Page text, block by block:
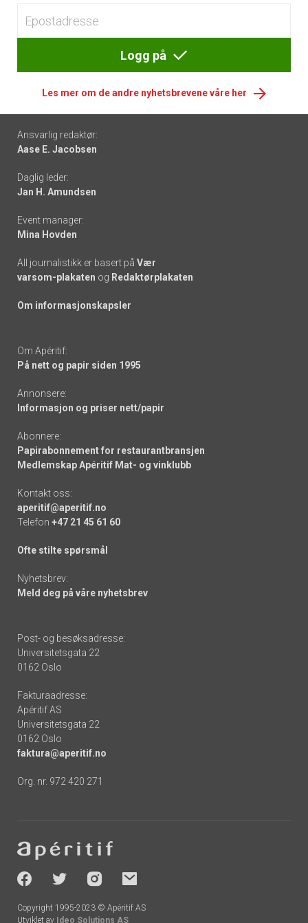
Logg på
Les mer om de andre nyhetsbrevene våre her
Footer
-
links
Ansvarlig redaktør:
Aase E. Jacobsen
Daglig leder:
Jan H. Amundsen
Event manager:
Mina Hovden
All journalistikk er basert på Vær
varsom-plakaten og Redaktørplakaten
Om informasjonskapsler
Om Apéritif:
På nett og papir siden 1995
Annonsere:
Informasjon og priser nett/papir
Abonnere:
Papirabonnement for restaurantbransjen
Medlemskap Apéritif Mat- og vinklubb
Kontakt oss:
aperitif@aperitif.no
Telefon +47 21 45 61 60
Ofte stilte spørsmål
Nyhetsbrev:
Meld deg på våre nyhetsbrev
Post- og besøksadresse:
Universitetsgata 22
0162 Oslo
Fakturaadresse:
Apéritif AS
Universitetsgata 22
0162 Oslo
faktura@aperitif.no
Org. nr. 972 420 271
-
socials
Copyright 1995-2023 © Apéritif AS
Utviklet av Ideo Solutions AS